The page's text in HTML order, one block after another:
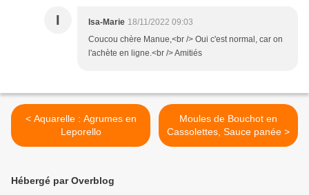
I Isa-Marie 18/11/2022 09:03
Coucou chère Manue,<br /> Oui c'est normal, car on
l'achète en ligne.<br /> Amitiés
< Aquarelle : Agrumes en
Leporello
Moules de Bouchot en
Cassolettes, Sauce panée >
Hébergé par Overblog